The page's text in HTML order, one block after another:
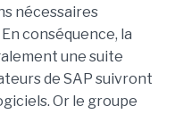
nécessaires
conséquence, la
une suite
de SAP suivront
Or le groupe